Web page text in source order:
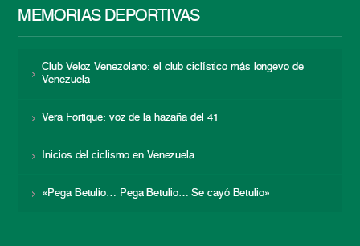
MEMORIAS DEPORTIVAS
Club Veloz Venezolano: el club ciclístico más longevo de
Venezuela
Vera Fortique: voz de la hazaña del 41
Inicios del ciclismo en Venezuela
«Pega Betulio… Pega Betulio… Se cayó Betulio»